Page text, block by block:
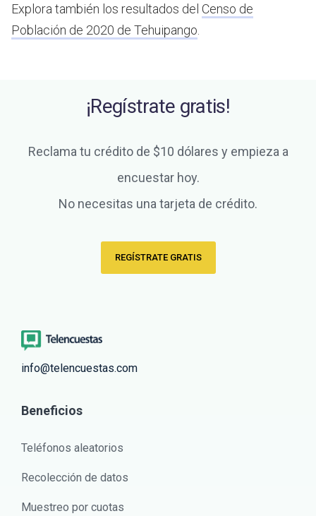
Explora también los resultados del Censo de
Población de 2020 de Tehuipango
¡Regístrate gratis!
Reclama tu crédito de $10 dólares y empieza a
encuestar hoy.
No necesitas una tarjeta de crédito.
REGÍSTRATE GRATIS
info@telencuestas.com
Beneficios
Teléfonos aleatorios
Recolección de datos
Muestreo por cuotas